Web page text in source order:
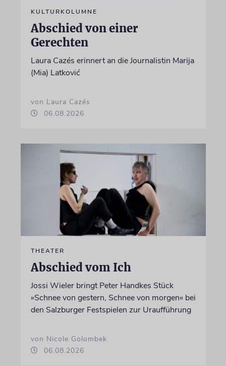
KULTURKOLUMNE
Abschied von einer
Gerechten
Laura Cazés erinnert an die Journalistin Marija
(Mia) Latković
von Laura Cazés
06.08.2026
THEATER
Abschied vom Ich
Jossi Wieler bringt Peter Handkes Stück
»Schnee von gestern, Schnee von morgen« bei
den Salzburger Festspielen zur Uraufführung
von Nicole Golombek
06.08.2026